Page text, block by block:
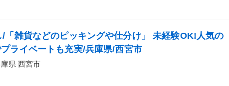
「雑貨などのピッキングや仕分け」 未経験OK!人気の
ライベートも充実/兵庫県/西宮市
県 西宮市